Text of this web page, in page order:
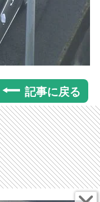
記事に戻る